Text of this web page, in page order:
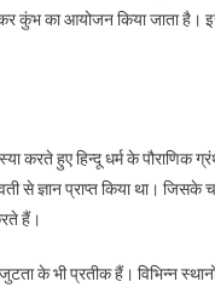
कुंभ का आयोजन किया जाता
करते हुए हिन्दू धर्म के पौराणिक
से ज्ञान प्राप्त किया था।
हैं।
के भी प्रतीक हैं। विभिन्न